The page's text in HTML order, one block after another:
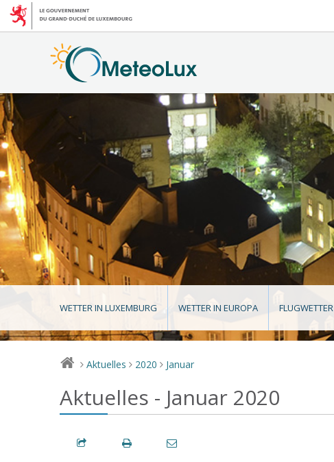
WETTER IN LUXEMBURG WETTER IN EUROPA FLUGWETTER
> Aktuelles > 2020 > Januar
Aktuelles - Januar 2020